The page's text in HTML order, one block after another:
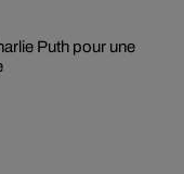
Puth pour une